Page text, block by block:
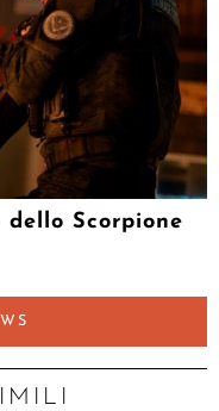
Scorpione